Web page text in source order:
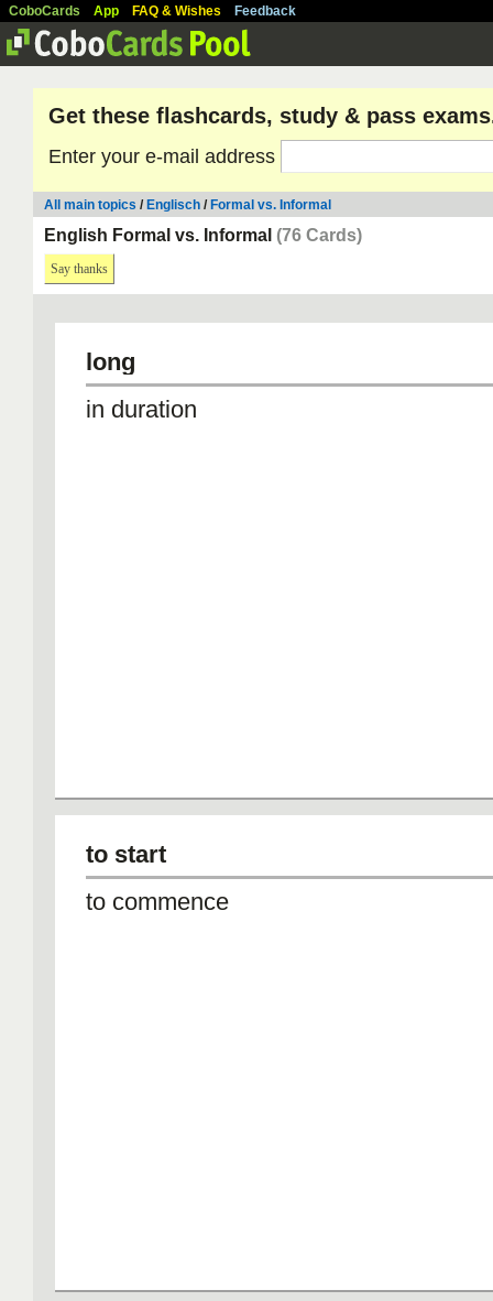
CoboCards App FAQ & Wishes Feedback
Get these flashcards, study & pass
Enter your e-mail address
All main topics / Englisch / Formal vs. Informal
English Formal vs. Informal (76 Cards)
Say thanks
long
in duration
to start
to commence